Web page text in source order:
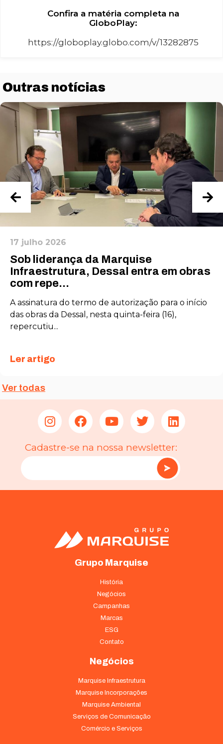
Confira a matéria completa na
GloboPlay:
https://globoplay.globo.com/v/13282875
Outras notícias
17 julho 2026
Sob liderança da Marquise
Infraestrutura, Dessal entra em obras
com repe...
A assinatura do termo de autorização para o início
das obras da Dessal, nesta quinta-feira (16),
repercutiu...
Ler artigo
Ver todas
Cadastre-se na nossa newsletter:
Grupo Marquise
História
Negócios
Campanhas
Marcas
ESG
Contato
Negócios
Marquise Infraestrutura
Marquise Incorporações
Marquise Ambiental
Serviços de Comunicação
Comércio e Serviços
Necessário
não são
opcionais. São
necessários
para o
do site.